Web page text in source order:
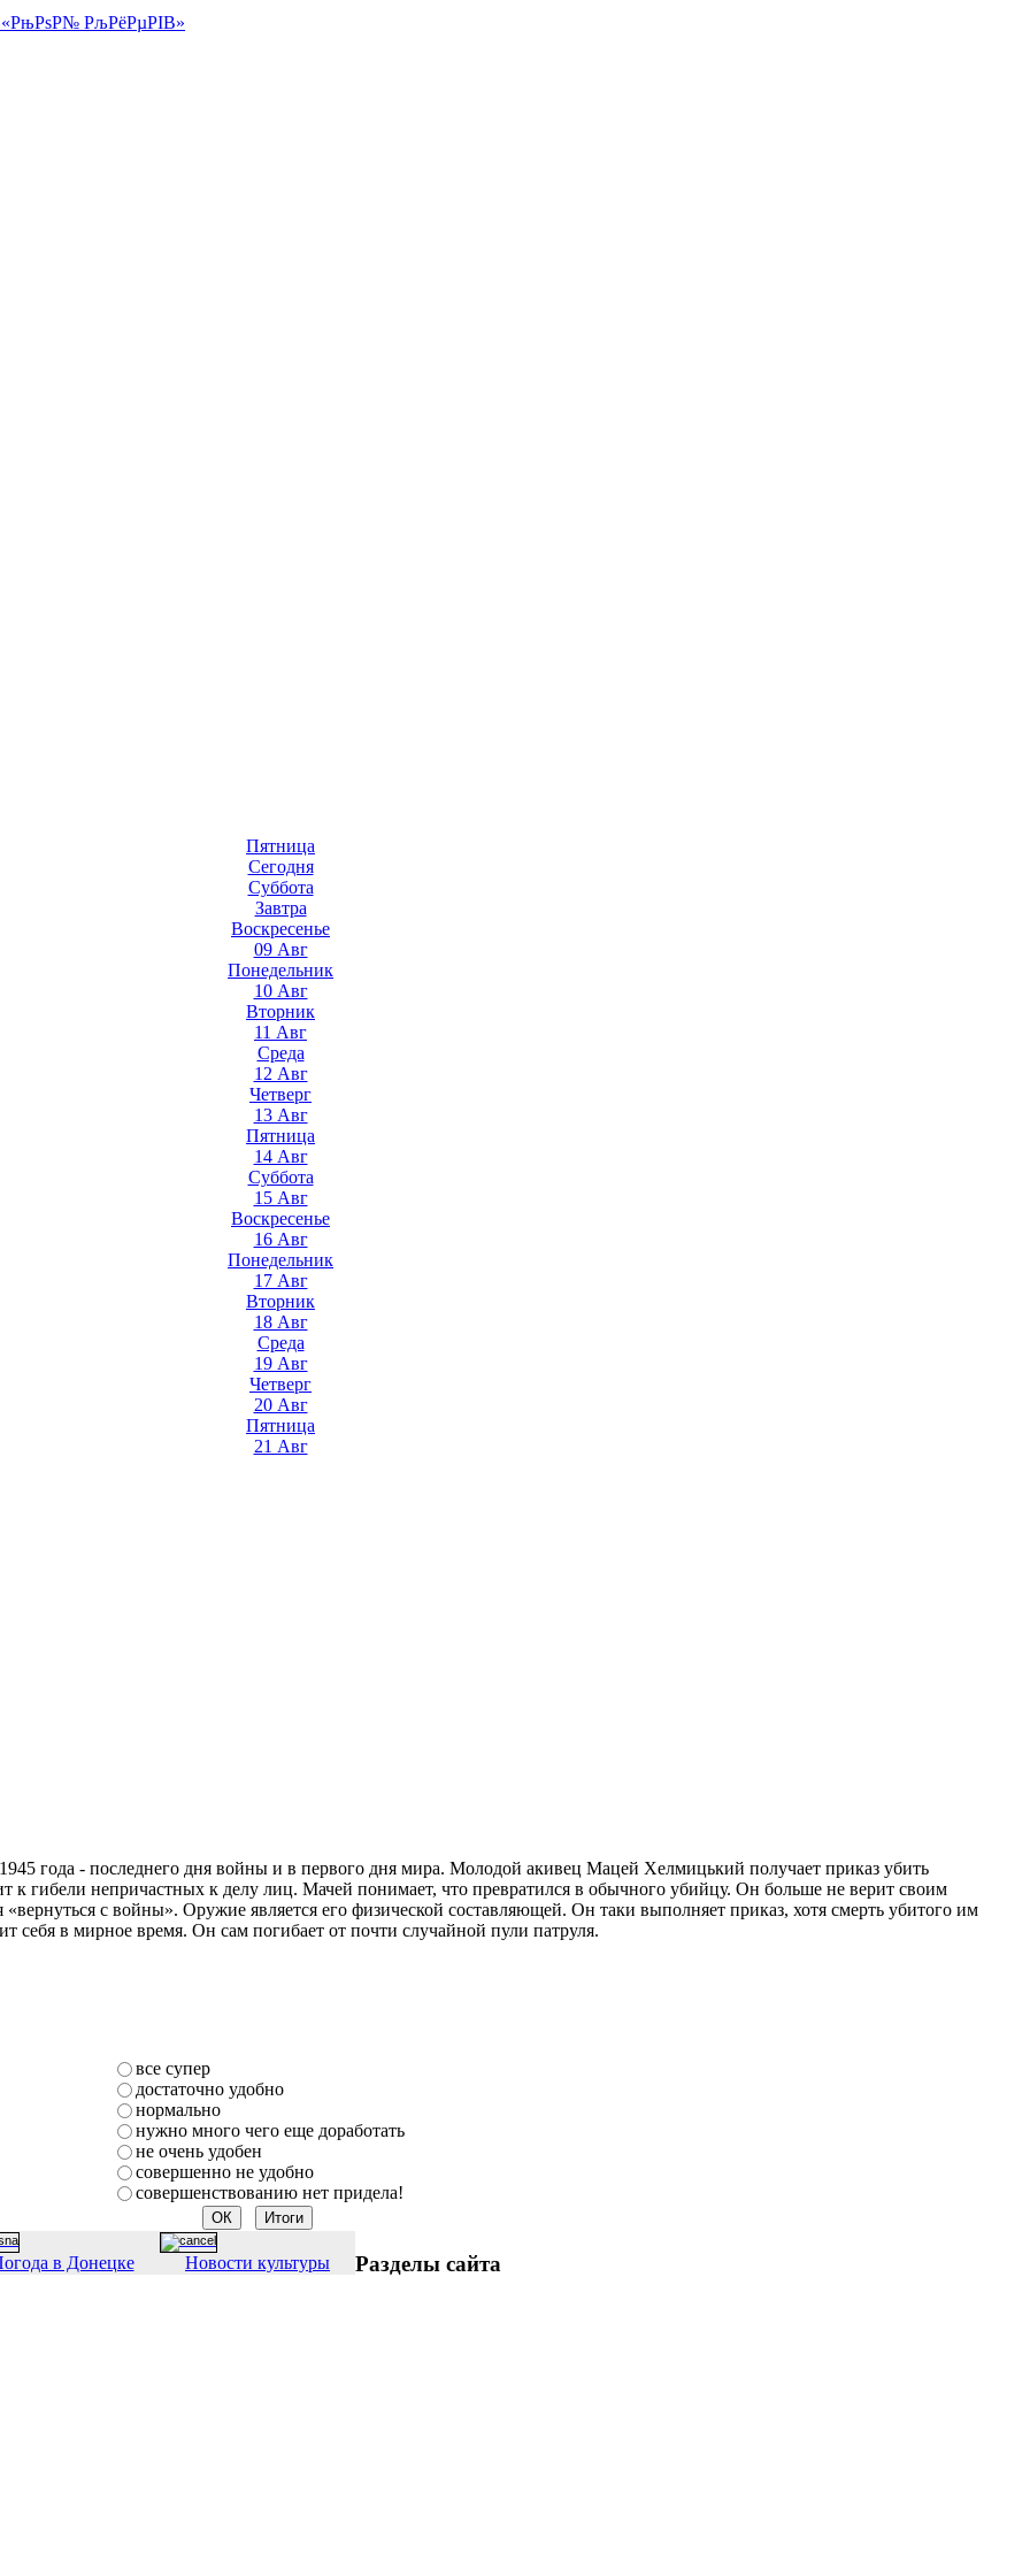
Пятница
Сегодня
Суббота
Завтра
Воскресенье
09 Авг
Понедельник
10 Авг
Вторник
11 Авг
Среда
12 Авг
Четверг
13 Авг
Пятница
14 Авг
Суббота
15 Авг
Воскресенье
16 Авг
Понедельник
17 Авг
Вторник
18 Авг
Среда
19 Авг
Четверг
20 Авг
Пятница
21 Авг
года - последнего дня войны и в первого дня мира. Молодой акивец Мацей Хелмицький получает приказ убить
к гибели непричастных к делу лиц. Мачей понимает, что превратился в обычного убийцу. Он больше не верит своим
с войны». Оружие является его физической составляющей. Он таки выполняет приказ, хотя смерть убитого им
в мирное время. Он сам погибает от почти случайной пули патруля.
все супер
достаточно удобно
нормально
нужно много чего еще доработать
не очень удобен
совершенно не удобно
совершенствованию нет придела!
в Донецке Новости культуры Разделы сайта